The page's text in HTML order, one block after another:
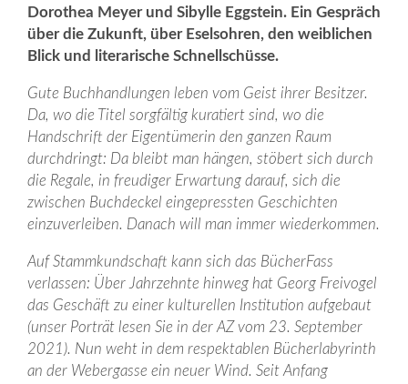
Dorothea Meyer und Sibylle Eggstein. Ein Gespräch
über die Zukunft, über Eselsohren, den weiblichen
Blick und literarische Schnellschüsse.
Gute Buchhandlungen leben vom Geist ihrer Besitzer.
Da, wo die Titel sorgfältig kuratiert sind, wo die
Handschrift der Eigentümerin den ganzen Raum
durchdringt: Da bleibt man hängen, stöbert sich durch
die Regale, in freudiger Erwartung darauf, sich die
zwischen Buchdeckel eingepressten Geschichten
einzuverleiben. Danach will man immer wiederkommen.
Auf Stammkundschaft kann sich das ­BücherFass
verlassen: Über Jahrzehnte hinweg hat Georg Freivogel
das Geschäft zu einer kulturellen Institution aufgebaut
(unser Porträt lesen Sie in der AZ vom 23. September
2021). Nun weht in dem respektablen Bücherlabyrinth
an der Webergasse ein neuer Wind. Seit Anfang